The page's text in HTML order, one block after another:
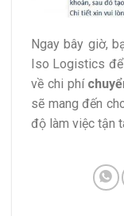
Ngay bây giờ,
Iso Logistics
về chi phí
sẽ mang đến
độ làm việc tận